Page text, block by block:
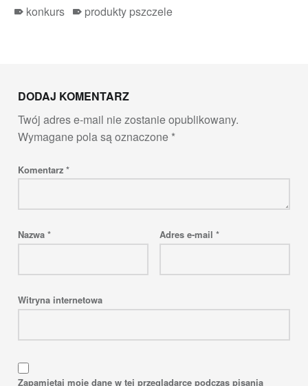
konkurs
produkty pszczele
DODAJ KOMENTARZ
Twój adres e-mail nie zostanie opublikowany.
Wymagane pola są oznaczone *
Komentarz *
Nazwa * Adres e-mail *
Witryna internetowa
Zapamiętaj moje dane w tej przeglądarce podczas pisania